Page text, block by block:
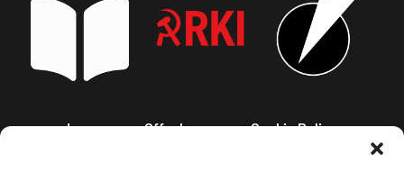
Impressum, Offenlegung Cookie Policy